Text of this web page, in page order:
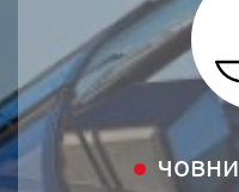
човни